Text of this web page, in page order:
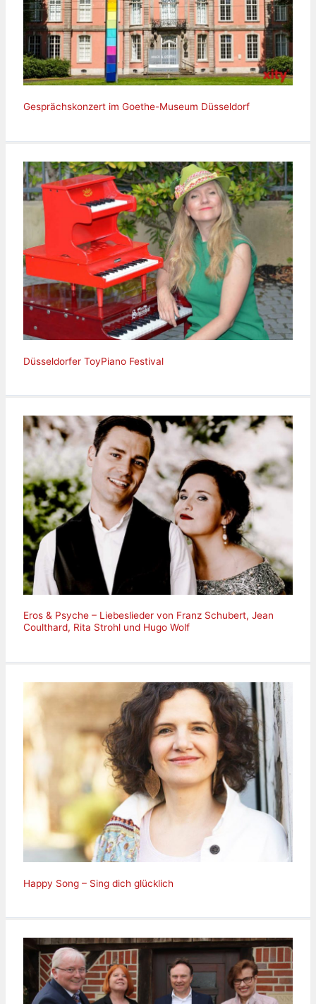
Gesprächskonzert im Goethe-Museum Düsseldorf
Düsseldorfer ToyPiano Festival
Eros & Psyche – Liebeslieder von Franz Schubert, Jean
Coulthard, Rita Strohl und Hugo Wolf
Happy Song – Sing dich glücklich